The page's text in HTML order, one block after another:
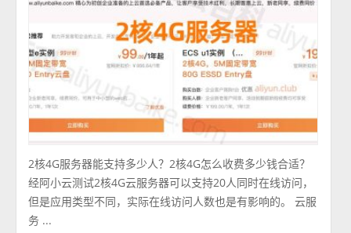
2核4G服务器能支持多少人？2核4G怎么收费多少钱合适？
经阿小云测试2核4G云服务器可以支持20人同时在线访问，
但是应用类型不同，实际在线访问人数也是有影响的。 云服
务 ...